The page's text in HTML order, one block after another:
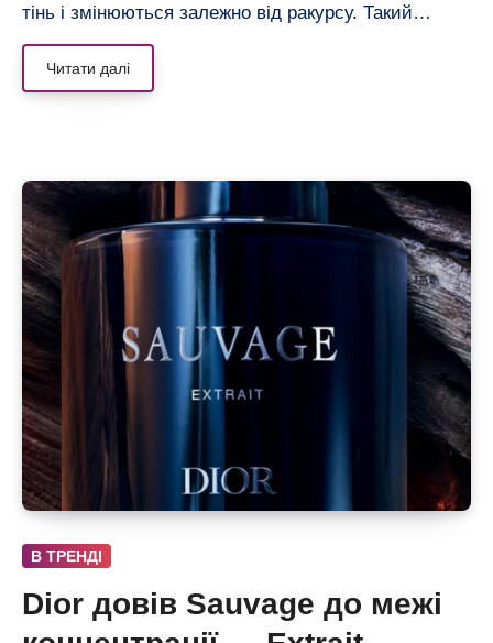
тінь і змінюються залежно від ракурсу. Такий…
Читати далі
В ТРЕНДІ
Dior довів Sauvage до межі